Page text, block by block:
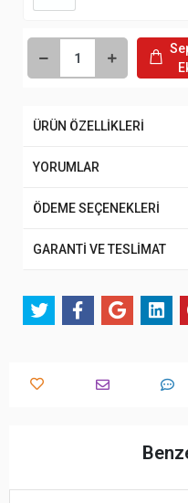
ÜRÜN ÖZELLİKLERİ
YORUMLAR
ÖDEME SEÇENEKLERİ
GARANTİ VE TESLİMAT